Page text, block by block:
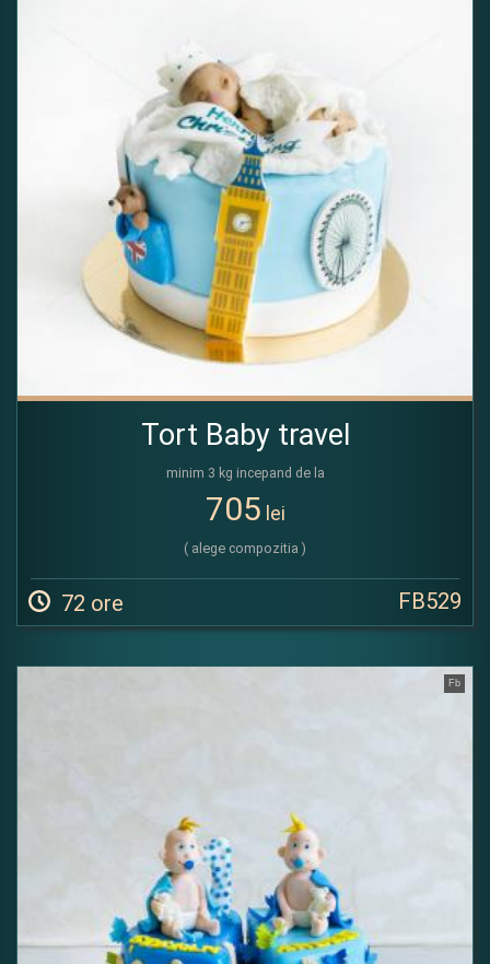
Tort Baby travel
minim 3 kg incepand de la
705 lei
( alege compozitia )
72 ore FB529
Fb